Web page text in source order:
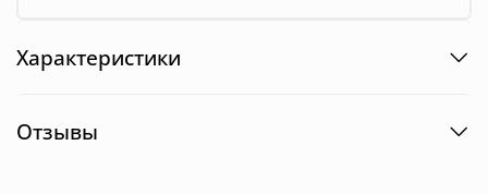
Характеристики
Отзывы